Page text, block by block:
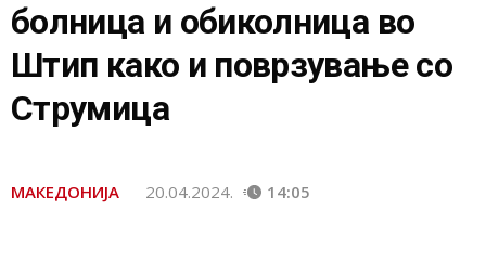
болница и обиколница во
Штип како и поврзување со
Струмица
МАКЕДОНИЈА 20.04.2024. 14:05